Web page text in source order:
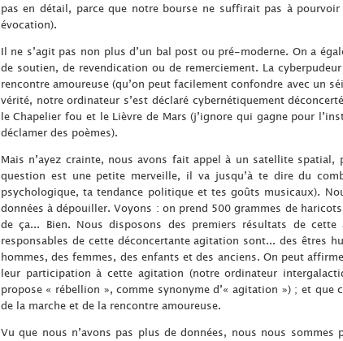
pas en détail, parce que notre bourse ne suffirait pas à
évocation).
Il ne s’agit pas non plus d’un bal post ou pré-moderne. On a
de soutien, de revendication ou de remerciement. La
rencontre amoureuse (qu’on peut facilement confondre avec un
vérité, notre ordinateur s’est déclaré cybernétiquement
le Chapelier fou et le Lièvre de Mars (j’ignore qui gagne pour
déclamer des poèmes).
Mais n’ayez crainte, nous avons fait appel à un satellite
question est une petite merveille, il va jusqu’à te dire du
psychologique, ta tendance politique et tes goûts musicaux).
données à dépouiller. Voyons : on prend 500 grammes de
de ça... Bien. Nous disposons des premiers résultats de
responsables de cette déconcertante agitation sont... des êtres
hommes, des femmes, des enfants et des anciens. On peut
leur participation à cette agitation (notre ordinateur
propose « rébellion », comme synonyme d’« agitation ») ; et
de la marche et de la rencontre amoureuse.
Vu que nous n’avons pas plus de données, nous nous